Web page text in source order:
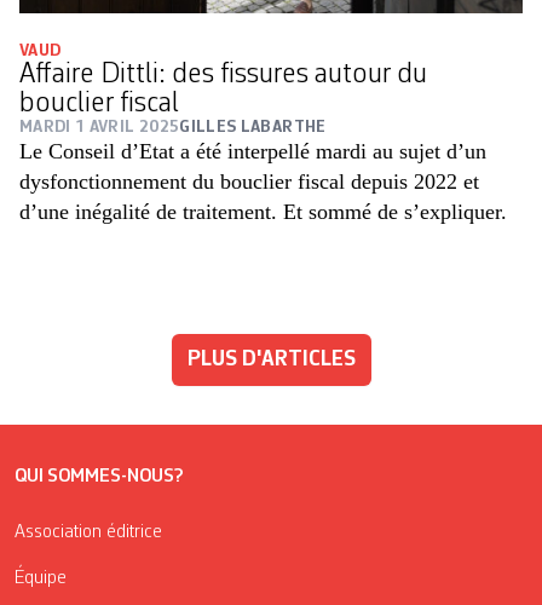
VAUD
Affaire Dittli: des fissures autour du
bouclier fiscal
MARDI 1 AVRIL 2025GILLES LABARTHE
Le Conseil d’Etat a été interpellé mardi au sujet d’un
dysfonctionnement du bouclier fiscal depuis 2022 et
d’une inégalité de traitement. Et sommé de s’expliquer.
PLUS D'ARTICLES
QUI SOMMES-NOUS?
Association éditrice
Équipe